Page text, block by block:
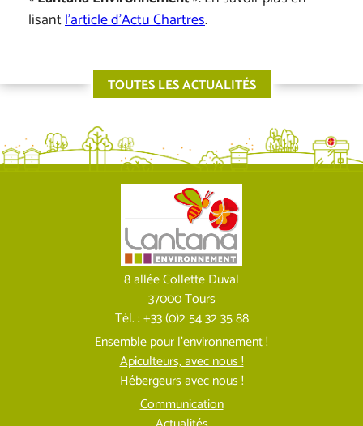
lisantl’article d’Actu Chartres.
TOUTES LES ACTUALITÉS
8 allée Collette Duval
37000 Tours
Tél. : +33 (0)2 54 32 35 88
Ensemble pour l’environnement !
Apiculteurs, avec nous !
Hébergeurs avec nous !
Communication